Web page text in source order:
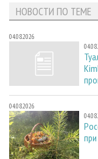
НОВОСТИ ПО ТЕМЕ
04.08.2026
04.08.2026